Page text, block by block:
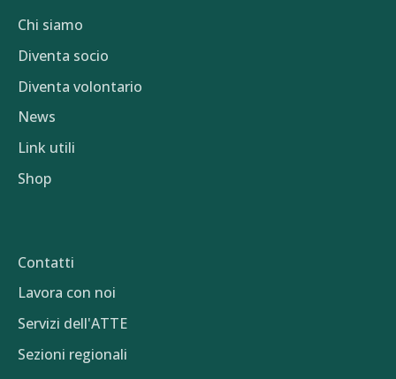
Chi siamo
Diventa socio
Diventa volontario
News
Link utili
Shop
Contatti
Lavora con noi
Servizi dell'ATTE
Sezioni regionali